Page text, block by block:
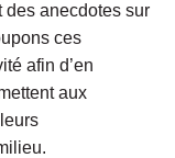
des anecdotes sur
ces
afin d’en
aux